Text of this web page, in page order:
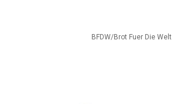
BFDW/Brot Fuer Die Welt